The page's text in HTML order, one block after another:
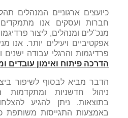
כיועצים ארגוניים המנהלים
חברות ועסקים אנו
מנכ"לים ומנהלים, ליצור
אפקטיביים ויעילים יותר. אנו
פרדיגמות והרגלי עבודה
הדרכה פיתוח ואימון עובדים
הדבר מביא לבסוף לשיפור
ניהול חדשניות
בתוצאות. ניתן להגיע
באמצעות התגייסות משותפת